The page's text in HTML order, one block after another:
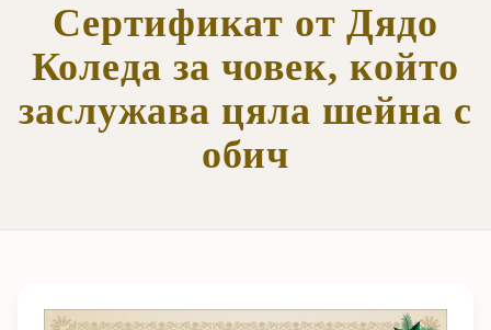
Сертификат от Дядо
Коледа за човек, който
заслужава цяла шейна с
обич